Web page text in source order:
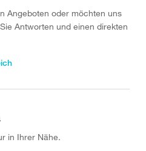
Angeboten oder möchten uns
Antworten und einen direkten
in Ihrer Nähe.